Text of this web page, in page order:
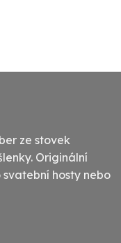
ze stovek
Originální
hosty nebo